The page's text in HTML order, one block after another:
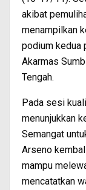
akibat
menampilkan
podium kedua
Akarmas
Tengah.
Pada sesi
menunjukkan
Semangat
Arseno
mampu
mencatatkan